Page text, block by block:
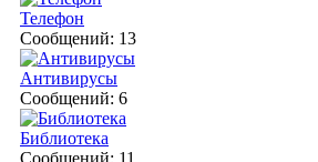
Телефон
Сообщений: 13
Антивирусы
Сообщений: 6
Библиотека
Сообщений: 11